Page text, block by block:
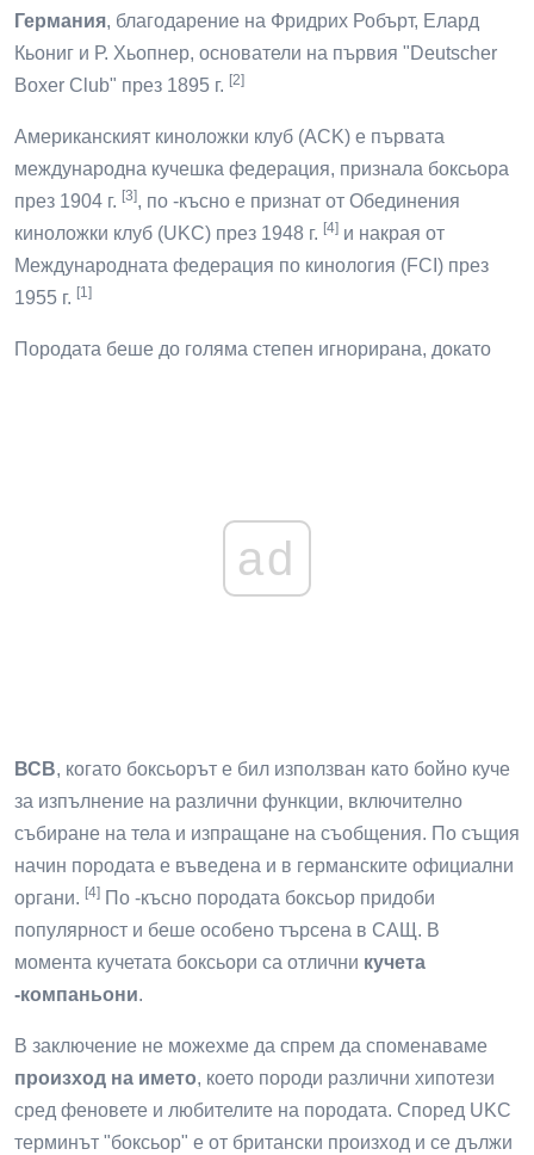
Германия, благодарение на Фридрих Робърт, Елард
Кьониг и Р. Хьопнер, основатели на първия "Deutscher
Boxer Club" през 1895 г. [2]
Американският киноложки клуб (ACK) е първата
международна кучешка федерация, признала боксьора
през 1904 г. [3], по -късно е признат от Обединения
киноложки клуб (UKC) през 1948 г. [4] и накрая от
Международната федерация по кинология (FCI) през
1955 г. [1]
Породата беше до голяма степен игнорирана, докато
ad
ВСВ, когато боксьорът е бил използван като бойно куче
за изпълнение на различни функции, включително
събиране на тела и изпращане на съобщения. По същия
начин породата е въведена и в германските официални
органи. [4] По -късно породата боксьор придоби
популярност и беше особено търсена в САЩ. В
момента кучетата боксьори са отлични кучета
-компаньони.
В заключение не можехме да спрем да споменаваме
произход на името, което породи различни хипотези
сред феновете и любителите на породата. Според UKC
терминът "боксьор" е от британски произход и се дължи